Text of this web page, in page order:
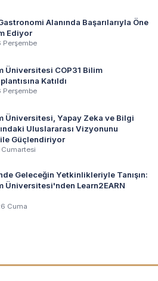
Alanında Başarılarıyla Öne
Ediyor
Perşembe
Üniversitesi COP31 Bilim
Katıldı
Perşembe
Üniversitesi, Yapay Zeka ve Bilgi
Uluslararası Vizyonunu
Güçlendiriyor
Geleceğin Yetkinlikleriyle Tanışın:
Üniversitesi'nden Learn2EARN
Cuma